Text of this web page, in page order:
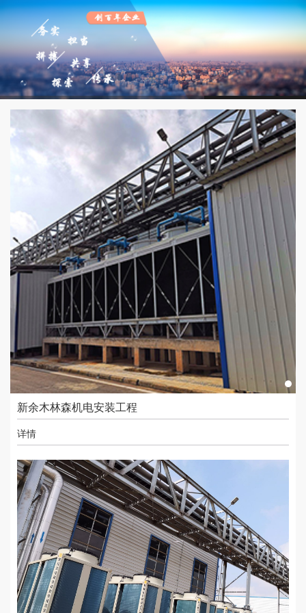
新余木林森机电安装工程
详情